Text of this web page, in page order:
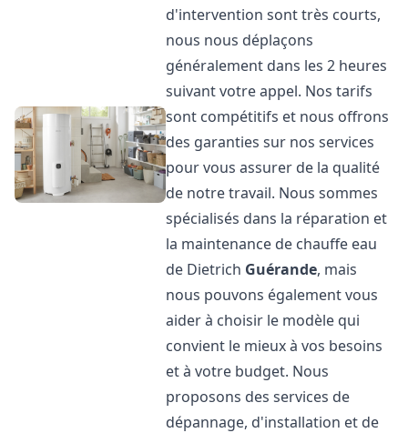
d'intervention sont très courts,
nous nous déplaçons
généralement dans les 2 heures
suivant votre appel. Nos tarifs
sont compétitifs et nous offrons
des garanties sur nos services
pour vous assurer de la qualité
de notre travail. Nous sommes
spécialisés dans la réparation et
la maintenance de chauffe eau
de Dietrich Guérande, mais
nous pouvons également vous
aider à choisir le modèle qui
convient le mieux à vos besoins
et à votre budget. Nous
proposons des services de
dépannage, d'installation et de